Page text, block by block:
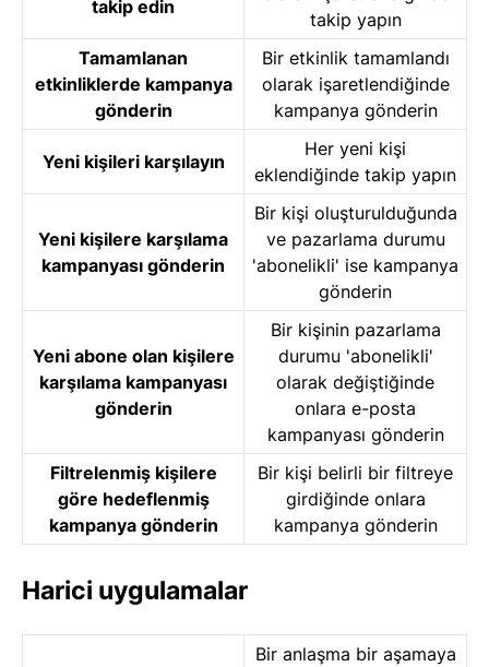
takip edin
takip yapın
Tamamlanan
etkinliklerde kampanya
gönderin
Bir etkinlik tamamlandı
olarak işaretlendiğinde
kampanya gönderin
Yeni kişileri karşılayın
Her yeni kişi
eklendiğinde takip yapın
Yeni kişilere karşılama
kampanyası gönderin
Bir kişi oluşturulduğunda
ve pazarlama durumu
'abonelikli' ise kampanya
gönderin
Yeni abone olan kişilere
karşılama kampanyası
gönderin
Bir kişinin pazarlama
durumu 'abonelikli'
olarak değiştiğinde
onlara e-posta
kampanyası gönderin
Filtrelenmiş kişilere
göre hedeflenmiş
kampanya gönderin
Bir kişi belirli bir filtreye
girdiğinde onlara
kampanya gönderin
Harici uygulamalar
Bir anlaşma bir aşamaya